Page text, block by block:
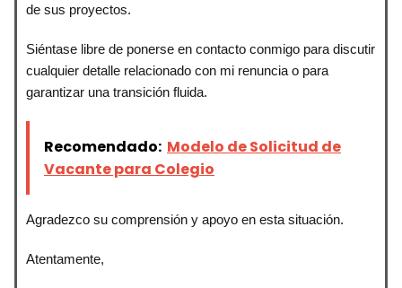
de sus proyectos.
Siéntase libre de ponerse en contacto conmigo para discutir
cualquier detalle relacionado con mi renuncia o para
garantizar una transición fluida.
Recomendado: Modelo de Solicitud de
Vacante para Colegio
Agradezco su comprensión y apoyo en esta situación.
Atentamente,